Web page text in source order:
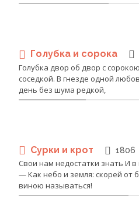
Голубка и сорока
Голубка двор об двор с
соседкой. В гнезде одной
день без шума редкой,
Сурки и крот 1806
Свои нам недостатки знать И
— Как небо и земля: скорей от
виною называться!